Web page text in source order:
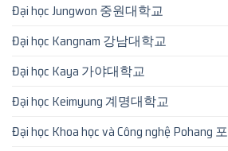
Đại học Jungwon 중원대학교
Đại học Kangnam 강남대학교
Đại học Kaya 가야대학교
Đại học Keimyung 계명대학교
Đại học Khoa học và Công nghệ Pohang